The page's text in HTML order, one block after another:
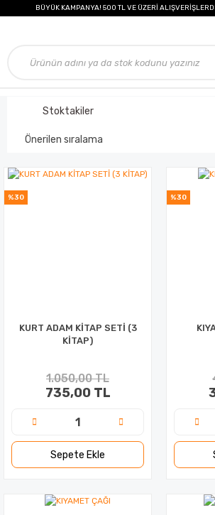
BÜYÜK KAMPANYA! 500 TL VE ÜZERİ
Stoktakiler
%30
KURT ADAM KİTAP SETİ (3
KİTAP)
1.050,00 TL
735,00 TL
Sepete Ekle
%30